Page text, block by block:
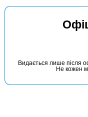
Видається лише після
Не кожен